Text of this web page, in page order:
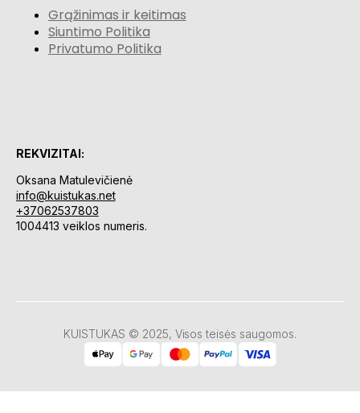
Grąžinimas ir keitimas
Siuntimo Politika
Privatumo Politika
REKVIZITAI:
Oksana Matulevičienė
info@kuistukas.net
+37062537803
1004413 veiklos numeris.
KUISTUKAS © 2025, Visos teisės saugomos.